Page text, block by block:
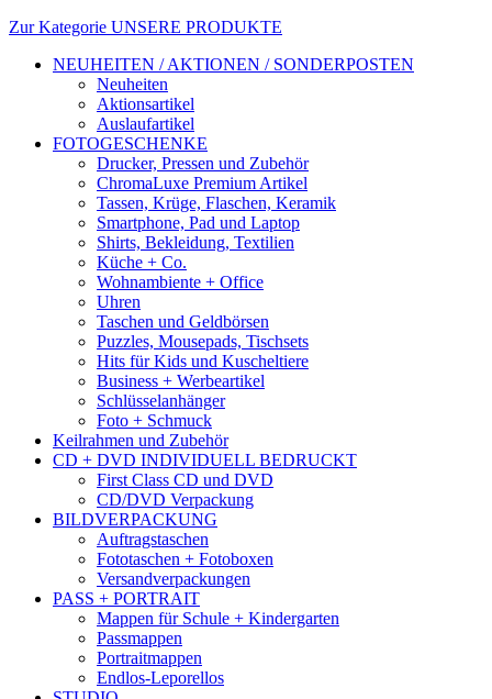
Zur Kategorie UNSERE PRODUKTE
NEUHEITEN / AKTIONEN / SONDERPOSTEN
Neuheiten
Aktionsartikel
Auslaufartikel
FOTOGESCHENKE
Drucker, Pressen und Zubehör
ChromaLuxe Premium Artikel
Tassen, Krüge, Flaschen, Keramik
Smartphone, Pad und Laptop
Shirts, Bekleidung, Textilien
Küche + Co.
Wohnambiente + Office
Uhren
Taschen und Geldbörsen
Puzzles, Mousepads, Tischsets
Hits für Kids und Kuscheltiere
Business + Werbeartikel
Schlüsselanhänger
Foto + Schmuck
Keilrahmen und Zubehör
CD + DVD INDIVIDUELL BEDRUCKT
First Class CD und DVD
CD/DVD Verpackung
BILDVERPACKUNG
Auftragstaschen
Fototaschen + Fotoboxen
Versandverpackungen
PASS + PORTRAIT
Mappen für Schule + Kindergarten
Passmappen
Portraitmappen
Endlos-Leporellos